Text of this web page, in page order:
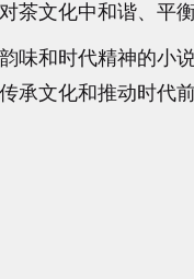
茶文化中和谐、平
味和时代精神的
承文化和推动时代